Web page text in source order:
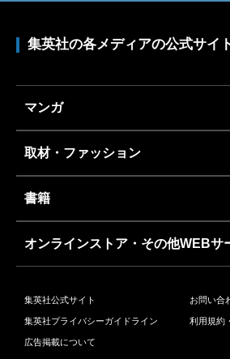
集英社の各メディアの公式サイ
マンガ
取材・ファッション
書籍
オンラインストア・その他WEBサ
集英社公式サイト お問い合
集英社プライバシーガイドライン 利用規約
広告掲載について